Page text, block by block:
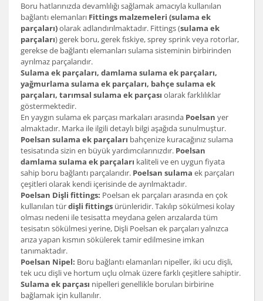
Boru hatlarınızda devamlılığı sağlamak amacıyla kullanılan
bağlantı elemanları Fittings malzemeleri (sulama ek
parçaları)olarak adlandırılmaktadır. Fittings (sulama ek
parçaları) gerek boru, gerek fıskiye, sprey sprink veya rotorlar,
gerekse de bağlantı elemanları sulama sisteminin birbirinden
ayrılmaz parçalarıdır.
Sulama ek parçaları, damlama sulama ek parçaları,
yağmurlama sulama ek parçaları, bahçe sulama ek
parçaları, tarımsal sulama ek parçası olarak farklılıklar
göstermektedir.
En yaygın sulama ek parçası markaları arasında Poelsan yer
almaktadır. Marka ile ilgili detaylı bilgi aşağıda sunulmuştur.
Poelsan sulama ek parçaları bahçenize kuracağınız sulama
tesisatında sizin en büyük yardımcılarınızdır. Poelsan
damlama sulama ek parçaları kaliteli ve en uygun fiyata
sahip boru bağlantı parçalarıdır. Poelsan sulama ek parçaları
çeşitleri olarak kendi içerisinde de ayrılmaktadır.
Poelsan Dişli fittings: Poelsan ek parçaları arasında en çok
kullanılan türdişli fittings ürünleridir. Takılıp sökülmesi kolay
olması nedeni ile tesisatta meydana gelen arızalarda tüm
tesisatın sökülmesi yerine, Dişli Poelsan ek parçaları yalnızca
arıza yapan kısmın sökülerek tamir edilmesine imkan
tanımaktadır.
Poelsan Nipel: Boru bağlantı elamanları nipeller, iki ucu dişli,
tek ucu dişli ve hortum uçlu olmak üzere farklı çeşitlere sahiptir.
Sulama ek parçası nipelleri genellikle boruları birbirine
bağlamak için kullanılır.